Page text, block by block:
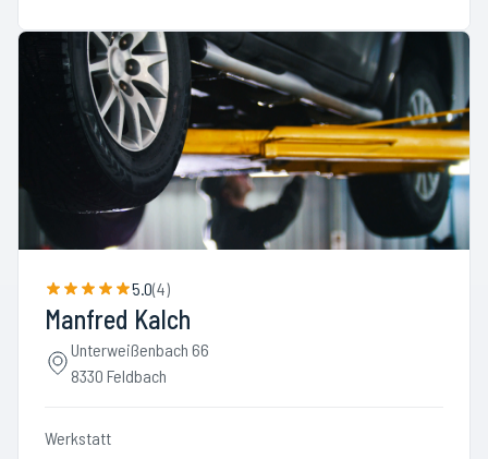
5.0(4)
Manfred Kalch
Unterweißenbach 66
8330 Feldbach
Werkstatt